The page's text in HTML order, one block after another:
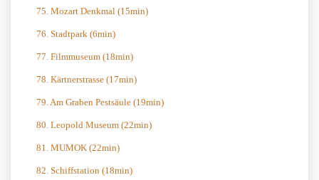
75. Mozart Denkmal (15min)
76. Stadtpark (6min)
77. Filmmuseum (18min)
78. Kärtnerstrasse (17min)
79. Am Graben Pestsäule (19min)
80. Leopold Museum (22min)
81. MUMOK (22min)
82. Schiffstation (18min)